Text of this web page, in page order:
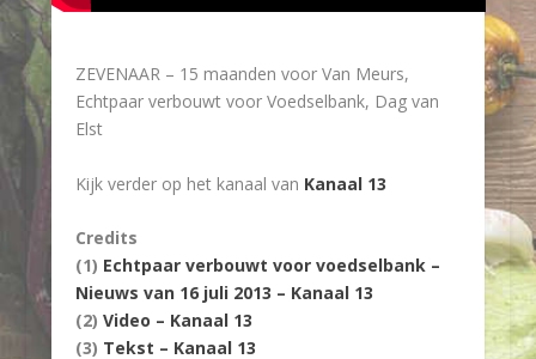
ZEVENAAR – 15 maanden voor Van Meurs,
Echtpaar verbouwt voor Voedselbank, Dag van
Elst
Kijk verder op het kanaal van Kanaal 13
Credits
(1) Echtpaar verbouwt voor voedselbank –
Nieuws van 16 juli 2013 – Kanaal 13
(2) Video – Kanaal 13
(3) Tekst – Kanaal 13